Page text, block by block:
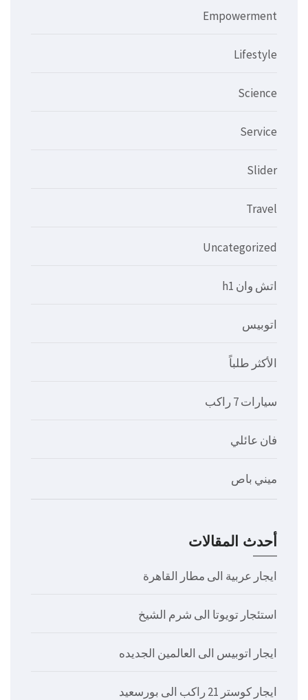
Empowerment
Lifestyle
Science
Service
Slider
Travel
Uncategorized
اتش وان h1
اتوبيس
الأكثر طلباً
سيارات 7 راكب
فان عائلي
ميني باص
أحدث المقالات
ايجار عربية الى مطار القاهرة
استئجار تويوتا الى شرم الشيخ
ايجار اتوبيس الى العالمين الجديده
ايجار كوستر 21 راكب الى بورسعيد